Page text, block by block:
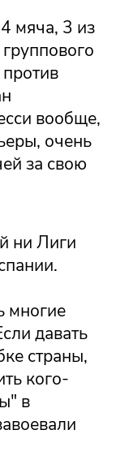
мяча, 3 из
вообще,
очень
за свою
ни Лиги
многие
давать
страны,
кого-
в